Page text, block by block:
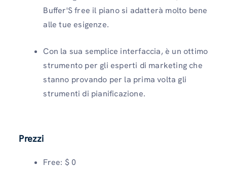
Buffer'S free il piano si adatterà molto bene
alle tue esigenze.
Con la sua semplice interfaccia, è un ottimo
strumento per gli esperti di marketing che
stanno provando per la prima volta gli
strumenti di pianificazione.
Prezzi
Free: $ 0